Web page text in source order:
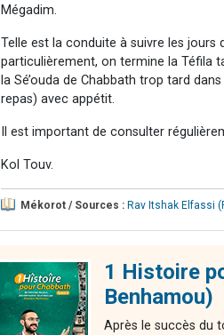
Mégadim.
Telle est la conduite à suivre les jours
particulièrement, on termine la Téfila
la Sé’ouda de Chabbath trop tard
repas) avec appétit.
Il est important de consulter
Kol Touv.
Mékorot / Sources : Rav Itshak Elfassi
1 Histoire
Benhamou)
Après le succès du